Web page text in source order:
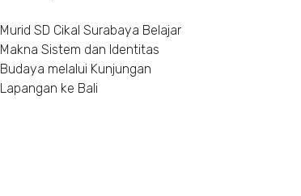
Murid SD Cikal Surabaya Belajar
Makna Sistem dan Identitas
Budaya melalui Kunjungan
Lapangan ke Bali